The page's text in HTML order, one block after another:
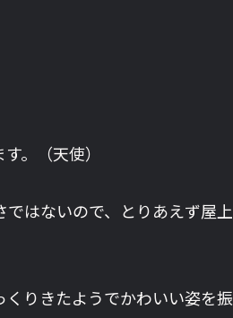
。（天使）
はないので、とりあえず屋上
りきたようでかわいい姿を振